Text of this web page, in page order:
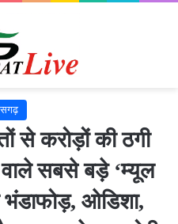
से करोड़ों की ठगी
सबसे बड़े ‘म्यूल
ओडिशा,